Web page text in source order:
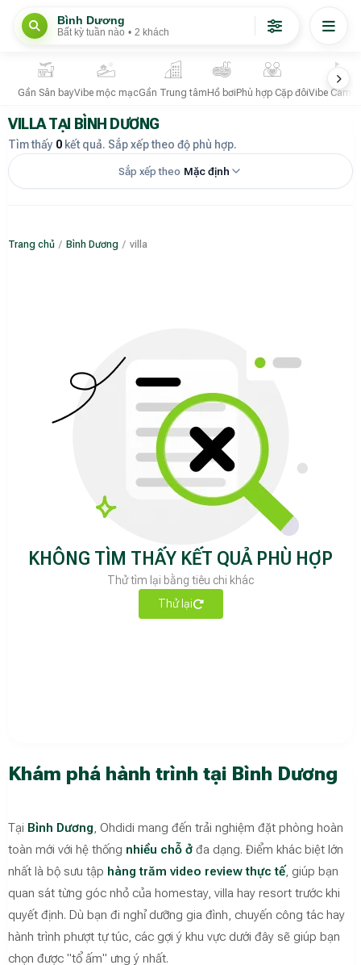
Bình Dương
Bất kỳ tuần nào • 2 khách
Gần Sân bayVibe mộc mạcGần Trung tâm Hồ bơi Phù hợp Cặp đôiVibe
VILLA TẠI BÌNH DƯƠNG
Tìm thấy 0 kết quả. Sắp xếp theo độ phù hợp.
Sắp xếp theo Mặc định
Trang chủ / Bình Dương / villa
KHÔNG TÌM THẤY KẾT QUẢ PHÙ HỢP
Thử tìm lại bằng tiêu chi khác
Thử lại
Khám phá hành trình tại Bình Dương
Tại Bình Dương, Ohdidi mang đến trải nghiệm đặt phòng hoàn
toàn mới với hệ thống nhiều chỗ ở đa dạng. Điểm khác biệt lớn
nhất là bộ sưu tập hàng trăm video review thực tế, giúp bạn
quan sát từng góc nhỏ của homestay, villa hay resort trước khi
quyết định. Dù bạn đi nghỉ dưỡng gia đình, chuyến công tác hay
hành trình phượt tự túc, các gợi ý khu vực dưới đây sẽ giúp bạn
chọn được "tổ ấm" ưng ý nhất.